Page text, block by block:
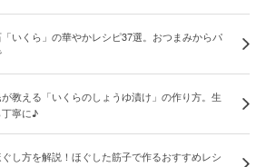
いくら」の華やかレシピ37選。おつまみからパ
教える「いくらのしょうゆ漬け」の作り方。生
寧に♪
し方を解説！ほぐした筋子で作るおすすめレシ